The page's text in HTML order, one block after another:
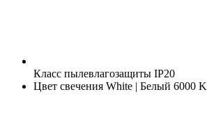
Класс пылевлагозащиты IP20
Цвет свечения White | Белый 6000 K